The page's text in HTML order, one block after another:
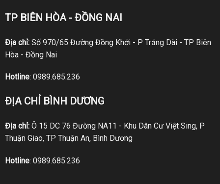
TP BIÊN HÒA - ĐỒNG NAI
Địa chỉ:Số 970/65 Đường Đồng Khởi - P Trảng Dài - TP Biên
Hòa - Đồng Nai
Hotline: 0989.685.236
ĐỊA CHỈ BÌNH DƯƠNG
Địa chỉ:Ô 15 DC 76 Đường NA11 - Khu Dân Cư Việt Sing, P
Thuận Giao, TP Thuận An, Bình Dương
Hotline: 0989.685.236